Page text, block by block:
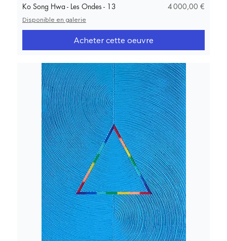
Ko Song Hwa - Les Ondes - 13 Prix
4 000,00 €
Disponible en galerie
Acheter cette oeuvre